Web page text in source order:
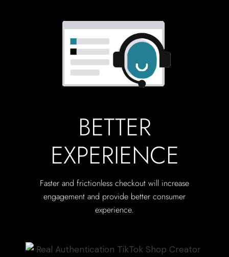
BETTER
EXPERIENCE
Faster and frictionless checkout will increase
engagement and provide better consumer
experience.